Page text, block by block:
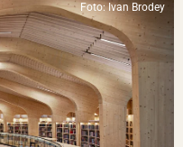
Foto: Ivan Brodey